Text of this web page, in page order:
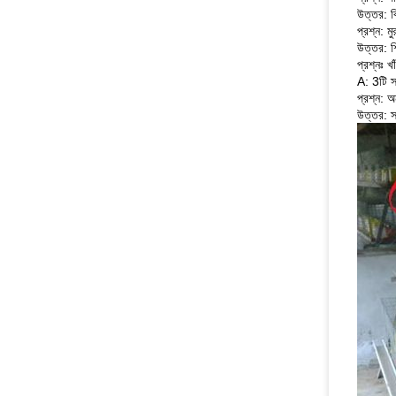
উত্তর:
প্রশ্ন:
উত্তর:
প্রশ্নঃ
A: 3টি
প্রশ্ন:
উত্তর: